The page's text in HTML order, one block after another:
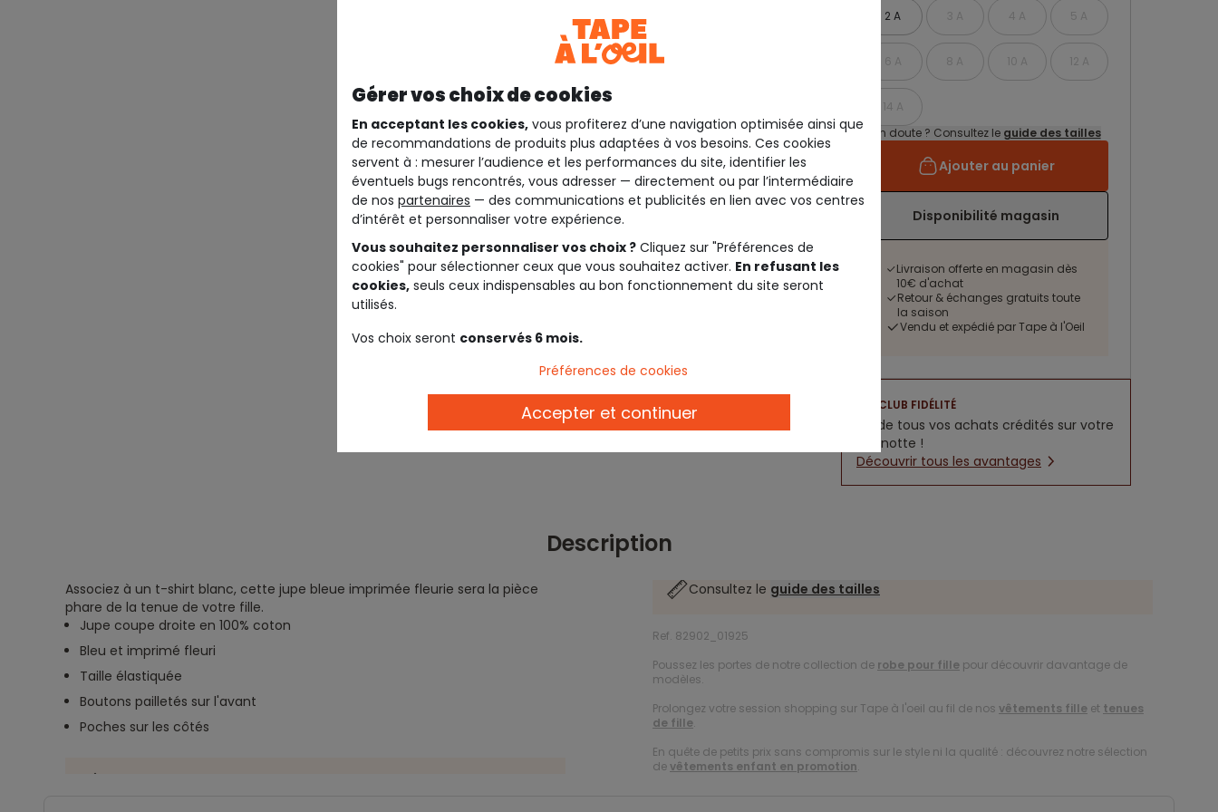
2 A 3 A 4 A 5 A
6 A 8 A 10 A 12 A
14 A
Un doute ? Consultez le guide des tailles
Ajouter au panier
Disponibilité magasin
Livraison offerte en magasin dès
10€ d'achat
Retour & échanges gratuits toute
la saison
Vendu et expédié par Tape à l'Oeil
CLUB FIDÉLITÉ
5% de tous vos achats crédités sur votre
cagnotte !
Découvrir tous les avantages
Description
Associez à un t-shirt blanc, cette jupe bleue imprimée fleurie sera la pièce
phare de la tenue de votre fille.
Jupe coupe droite en 100% coton
Bleu et imprimé fleuri
Taille élastiquée
Boutons pailletés sur l'avant
Poches sur les côtés
Consultez le guide des tailles
Ref. 82902_01925
Poussez les portes de notre collection de robe pour fille pour découvrir davantage de
modèles.
Prolongez votre session shopping sur Tape à l'oeil au fil de nos vêtements fille et tenues
de fille.
En quête de petits prix sans compromis sur le style ni la qualité : découvrez notre sélection
devêtements enfant en promotion.
Gérer vos choix de cookies
En acceptant les cookies, vous profiterez d’une navigation optimisée ainsi que
de recommandations de produits plus adaptées à vos besoins. Ces cookies
servent à : mesurer l’audience et les performances du site, identifier les
éventuels bugs rencontrés, vous adresser — directement ou par l’intermédiaire
de nos partenaires — des communications et publicités en lien avec vos centres
d’intérêt et personnaliser votre expérience.
Vous souhaitez personnaliser vos choix ? Cliquez sur "Préférences de
cookies" pour sélectionner ceux que vous souhaitez activer. En refusant les
cookies, seuls ceux indispensables au bon fonctionnement du site seront
utilisés.
Vos choix seront conservés 6 mois.
Préférences de cookies
Accepter et continuer